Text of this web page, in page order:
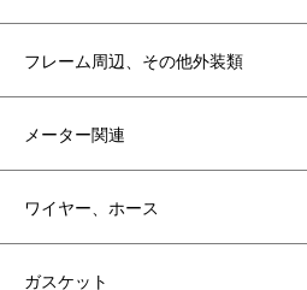
フレーム周辺、その他外装類
メーター関連
ワイヤー、ホース
ガスケット